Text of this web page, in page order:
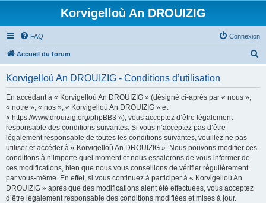
Korvigelloù An DROUIZIG
FAQ Connexion
Accueil du forum
Korvigelloù An DROUIZIG - Conditions d’utilisation
En accédant à « Korvigelloù An DROUIZIG » (désigné ci-après par « nous »,
« notre », « nos », « Korvigelloù An DROUIZIG » et
« https://www.drouizig.org/phpBB3 »), vous acceptez d’être légalement
responsable des conditions suivantes. Si vous n’acceptez pas d’être
légalement responsable de toutes les conditions suivantes, veuillez ne pas
utiliser et accéder à « Korvigelloù An DROUIZIG ». Nous pouvons modifier ces
conditions à n’importe quel moment et nous essaierons de vous informer de
ces modifications, bien que nous vous conseillons de vérifier régulièrement
par vous-même. En effet, si vous continuez à participer à « Korvigelloù An
DROUIZIG » après que des modifications aient été effectuées, vous acceptez
d’être légalement responsable des conditions modifiées et mises à jour.